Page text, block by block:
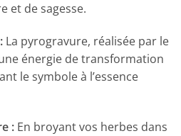
et de sagesse.
La pyrogravure, réalisée par le
énergie de transformation
le symbole à l’essence
:En broyant vos herbes dans